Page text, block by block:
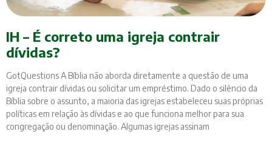
IH – É correto uma igreja contrair
dívidas?
GotQuestions A Bíblia não aborda diretamente a questão de uma
igreja contrair dívidas ou solicitar um empréstimo. Dado o silêncio da
Bíblia sobre o assunto, a maioria das igrejas estabeleceu suas próprias
políticas em relação às dívidas e ao que funciona melhor para sua
congregação ou denominação. Algumas igrejas assinam